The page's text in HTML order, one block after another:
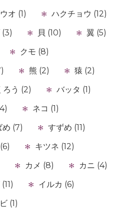
オ (1)
ハクチョウ (12)
(3) 貝 (10)
翼 (5)
クモ (8)
熊 (2)
猿 (2)
ろう (2)
バッタ (1)
ネコ (1)
め (7)
すずめ (11)
キツネ (12)
カメ (8)
カニ (4)
イルカ (6)
(1)